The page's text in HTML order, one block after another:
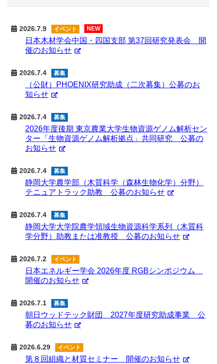
2026.7.9 イベント NEW
日本木材学会中国・四国支部 第37回研究発表会 開
催のお知らせ
2026.7.4 募集
（公財）PHOENIX研究助成（二次募集）公募のお
知らせ
2026.7.4 募集
2026年度後期 東京農業大学生物資源ゲノム解析セン
ター「生物資源ゲノム解析拠点」共同研究 公募の
お知らせ
2026.7.4 募集
静岡大学農学部（木質科学（森林生物化学）分野）
テニュアトラック助教 公募のお知らせ
2026.7.4 募集
静岡大学大学院農学領域生物資源科学系列（木質科
学分野）助教または准教授 公募のお知らせ
2026.7.2 イベント
日本エネルギー学会 2026年度 RGBシンポジウム
開催のお知らせ
2026.7.1 募集
朝日ウッドテック財団 2027年度研究助成事業 公
募のお知らせ
2026.6.29 イベント
第８回組織と材質セミナー 開催のお知らせ